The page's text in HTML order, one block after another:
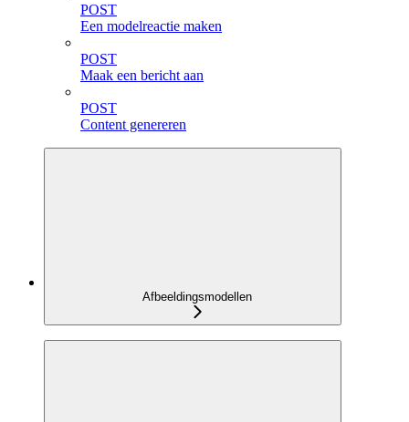
POST
Een modelreactie maken
POST
Maak een bericht aan
POST
Content genereren
Afbeeldingsmodellen